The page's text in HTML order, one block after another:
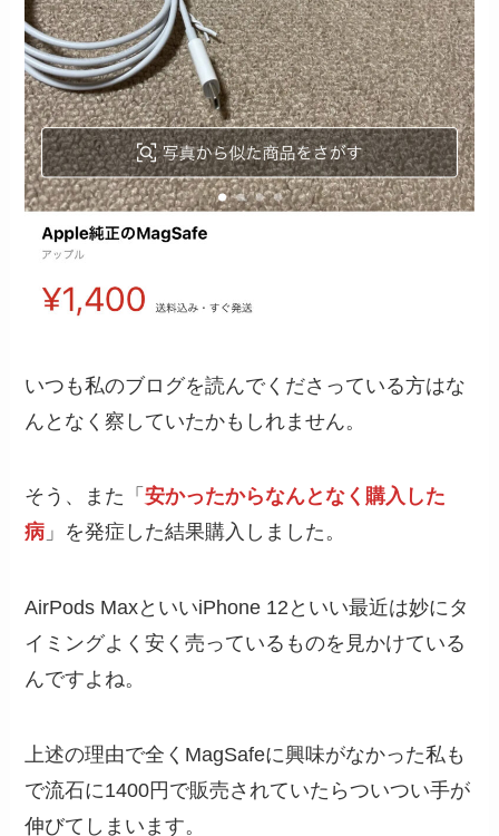
いつも私のブログを読んでくださっている方はな
んとなく察していたかもしれません。
そう、また「安かったからなんとなく購入した
病 」を発症した結果購入しました。
AirPods MaxといいiPhone 12といい最近は妙にタ
イミングよく安く売っているものを見かけている
んですよね。
上述の理由で全くMagSafeに興味がなかった私も
で流石に1400円で販売されていたらついつい手が
伸びてしまいます。